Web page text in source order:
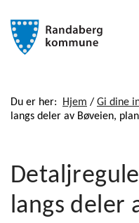
Du er her: Hjem / Gi dine
langs deler av Bøveien,
langs deler